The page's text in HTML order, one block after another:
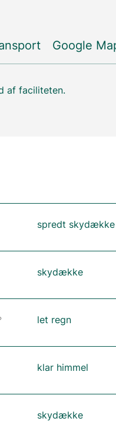
Google
af faciliteten.
spredt skydække
skydække
let regn
klar himmel
skydække